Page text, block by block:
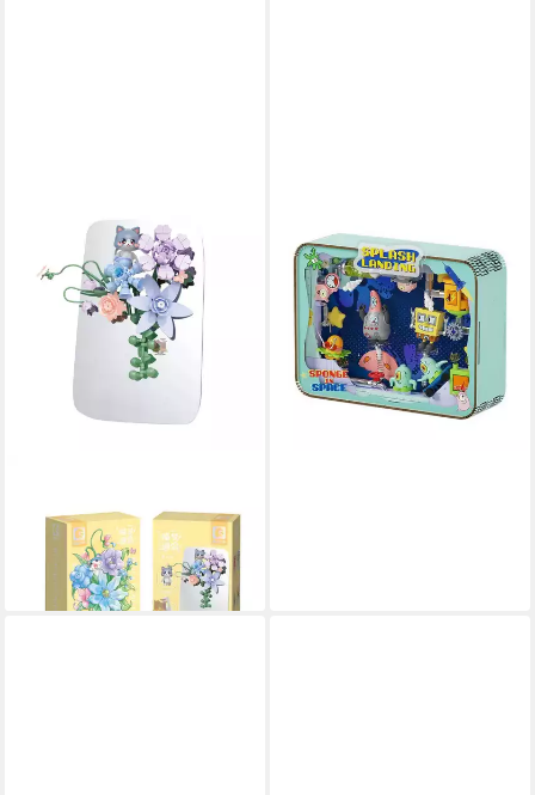
(Sembo) Spielbausteine
14,95 €
lieferbar - in 4-5 Werktagen bei dir
AB0030 - Weltraum Diorama
(Sembo) Spielbausteine
39,95 €
lieferbar - in 4-5 Werktagen bei dir